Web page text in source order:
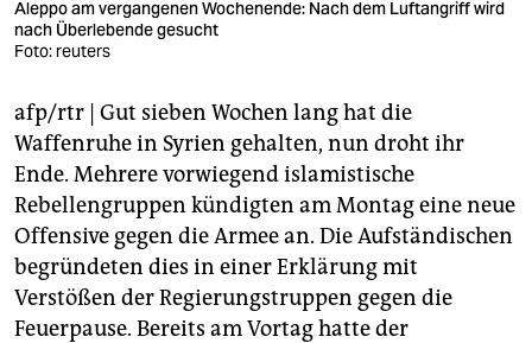
veranstaltungen
fragen & hilfe
unterstützen
abo
genossenschaft
epaper login
Aleppo am vergangenen Wochenende: Nach dem Luftangriff wird
nach Überlebende gesucht
Foto: reuters
afp/rtr | Gut sieben Wochen lang hat die
Waffenruhe in Syrien gehalten, nun droht ihr
Ende. Mehrere vorwiegend islamistische
Rebellengruppen kündigten am Montag eine neue
Offensive gegen die Armee an. Die Aufständischen
begründeten dies in einer Erklärung mit
Verstößen der Regierungstruppen gegen die
Feuerpause. Bereits am Vortag hatte der